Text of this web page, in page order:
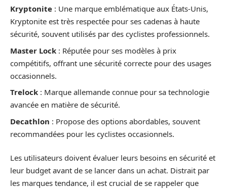
Kryptonite : Une marque emblématique aux États-Unis,
Kryptonite est très respectée pour ses cadenas à haute
sécurité, souvent utilisés par des cyclistes professionnels.
Master Lock : Réputée pour ses modèles à prix
compétitifs, offrant une sécurité correcte pour des usages
occasionnels.
Trelock : Marque allemande connue pour sa technologie
avancée en matière de sécurité.
Decathlon : Propose des options abordables, souvent
recommandées pour les cyclistes occasionnels.
Les utilisateurs doivent évaluer leurs besoins en sécurité et
leur budget avant de se lancer dans un achat. Distrait par
les marques tendance, il est crucial de se rappeler que